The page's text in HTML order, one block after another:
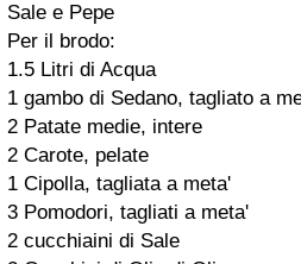
Sale e Pepe
Per il brodo:
1.5 Litri di Acqua
1 gambo di Sedano, tagliato a
2 Patate medie, intere
2 Carote, pelate
1 Cipolla, tagliata a meta'
3 Pomodori, tagliati a meta'
2 cucchiaini di Sale